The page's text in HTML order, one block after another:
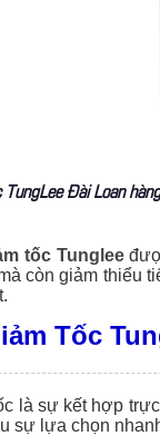
Đài Loan
tốc Tunglee
còn giảm thiểu
Tốc
là sự kết hợp
sự lựa chọn